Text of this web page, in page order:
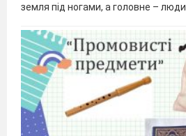
земля під ногами, а головне –